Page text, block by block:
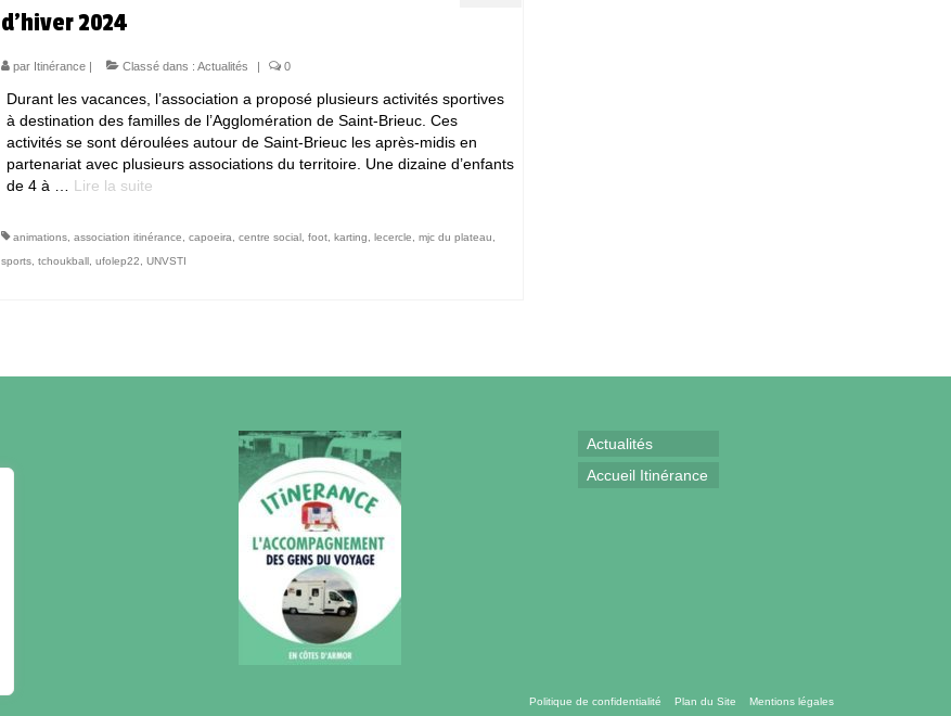
d’hiver 2024
par Itinérance| Classé dans : Actualités | 0
Durant les vacances, l’association a proposé plusieurs activités sportives
à destination des familles de l’Agglomération de Saint-Brieuc. Ces
activités se sont déroulées autour de Saint-Brieuc les après-midis en
partenariat avec plusieurs associations du territoire. Une dizaine d’enfants
de 4 à … Lire la suite­­
animations, association itinérance capoeira centre social, foot, karting lecercle mjc du plateau
sports, tchoukball, ufolep22 UNVSTI
Actualités
Accueil Itinérance
Politique de confidentialité Plan du Site Mentions légales